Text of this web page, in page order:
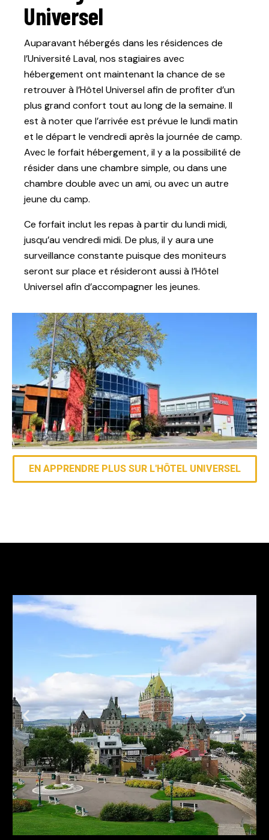
Universel
Auparavant hébergés dans les résidences de
l’Université Laval, nos stagiaires avec
hébergement ont maintenant la chance de se
retrouver à l’Hôtel Universel afin de profiter d’un
plus grand confort tout au long de la semaine. Il
est à noter que l’arrivée est prévue le lundi matin
et le départ le vendredi après la journée de camp.
Avec le forfait hébergement, il y a la possibilité de
résider dans une chambre simple, ou dans une
chambre double avec un ami, ou avec un autre
jeune du camp.
Ce forfait inclut les repas à partir du lundi midi,
jusqu’au vendredi midi. De plus, il y aura une
surveillance constante puisque des moniteurs
seront sur place et résideront aussi à l’Hôtel
Universel afin d’accompagner les jeunes.
EN APPRENDRE PLUS SUR L'HÔTEL UNIVERSEL